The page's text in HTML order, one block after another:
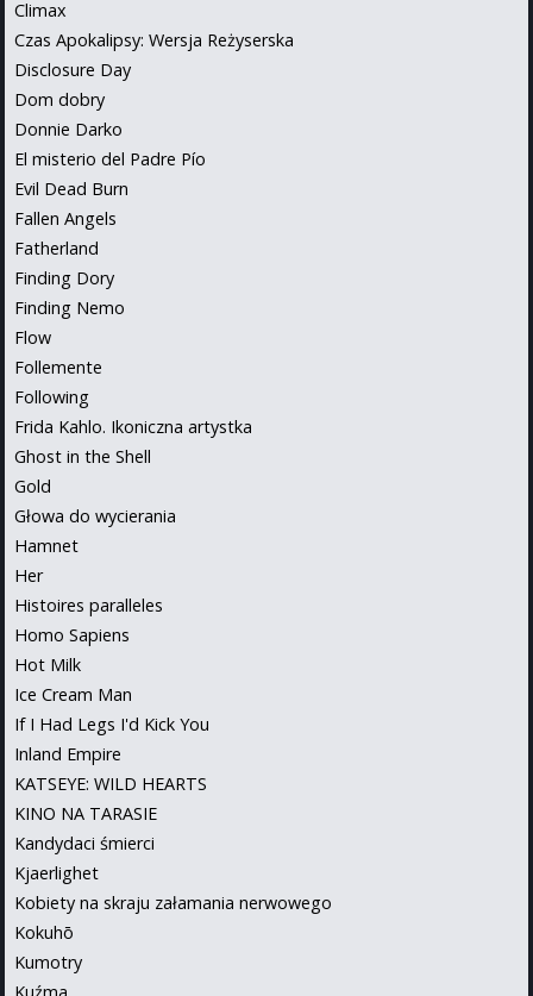
Climax
Czas Apokalipsy: Wersja Reżyserska
Disclosure Day
Dom dobry
Donnie Darko
El misterio del Padre Pío
Evil Dead Burn
Fallen Angels
Fatherland
Finding Dory
Finding Nemo
Flow
Follemente
Following
Frida Kahlo. Ikoniczna artystka
Ghost in the Shell
Gold
Głowa do wycierania
Hamnet
Her
Histoires paralleles
Homo Sapiens
Hot Milk
Ice Cream Man
If I Had Legs I'd Kick You
Inland Empire
KATSEYE: WILD HEARTS
KINO NA TARASIE
Kandydaci śmierci
Kjaerlighet
Kobiety na skraju załamania nerwowego
Kokuhō
Kumotry